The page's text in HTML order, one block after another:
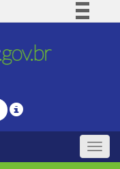
Comunica BR
Legislação
Toggle